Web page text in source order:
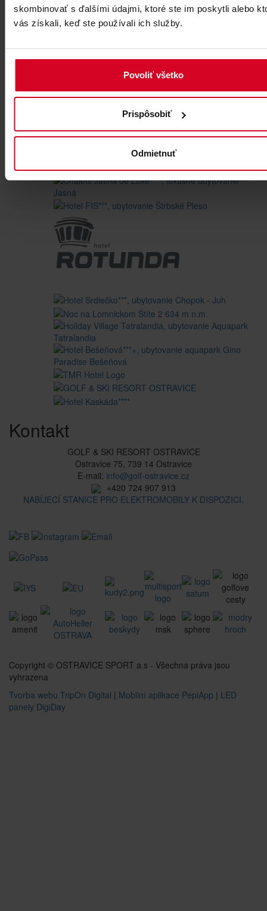
skombinovať s ďalšími údajmi, ktoré ste im poskytli alebo
vás získali, keď ste používali ich služby.
Povoliť všetko
Prispôsobiť
Odmietnuť
Kontakt
GOLF & SKI RESORT OSTRAVICE
Ostravice 75, 739 14 Ostravice
E-mail: info@golf-ostravice.cz
+420 724 907 913
NABÍJECÍ STANICE PRO ELEKTROMOBILY K DISPOZICI.
Copyright © OSTRAVICE SPORT a.s - Všechna práva jsou
vyhrazena
Tvorba webu TripOn Digital | Mobilní aplikace PepiApp | LED
panely DigiDay